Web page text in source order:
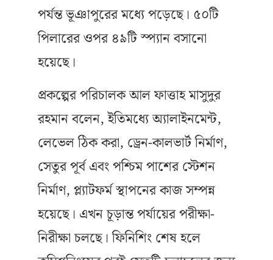
পর্যন্ত ভূঞাপুরের মধ্যে পড়েছে। ৫০টি
পিলারের ওপর ৪৯টি স্প্যান বসানো
হয়েছে।
প্রকল্পের পরিচালক আল ফাত্তাহ মাসুদুর
রহমান বলেন, ইতিমধ্যে অ্যালাইনমেন্ট,
লেভেল ঠিক করা, ড্রেন-কালভার্ট নির্মাণ,
সেতুর পূর্ব এবং পশ্চিম পাশের স্টেশন
নির্মাণ, প্ল্যাটফর্ম স্থাপনের কাজ সম্পন্ন
হয়েছে। এখন চূড়ান্ত পর্যায়ের পরীক্ষা-
নিরীক্ষা চলছে। ফিনিশিং শেষ হলে